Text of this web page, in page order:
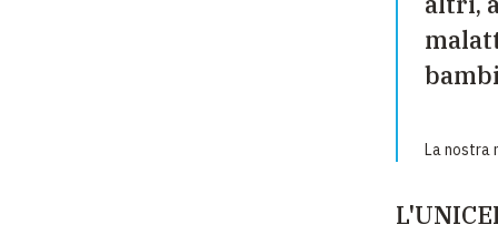
La nostra